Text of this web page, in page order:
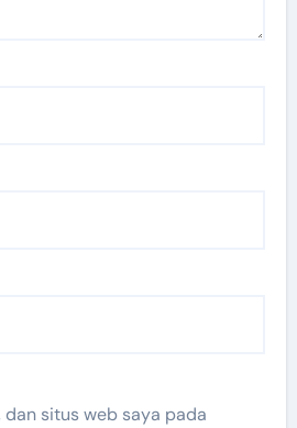
dan situs web saya pada